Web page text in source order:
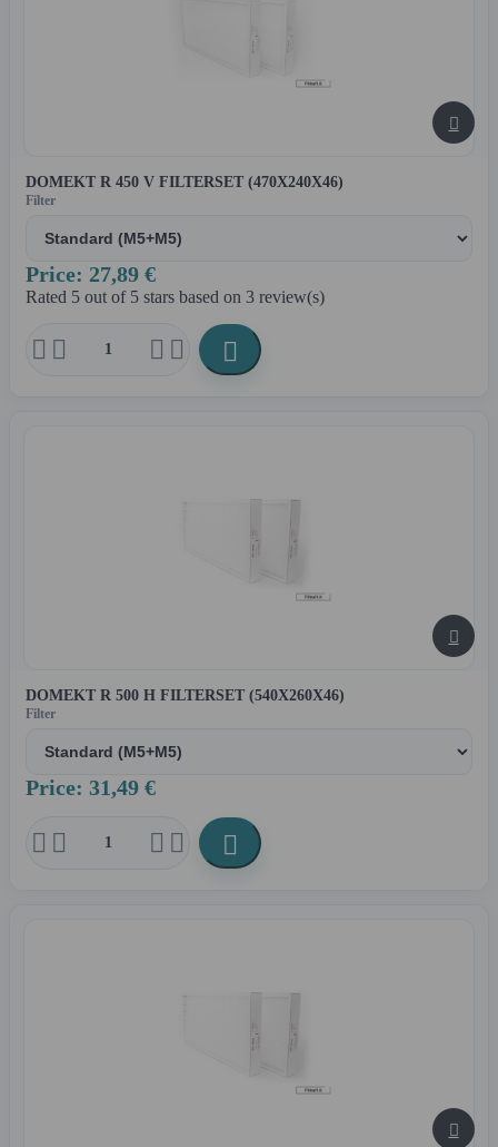

DOMEKT R 450 V FILTERSET (470X240X46)
Filter
Price: 27,89 €
Rated 5 out of 5 stars based on 3 review(s)
    

DOMEKT R 500 H FILTERSET (540X260X46)
Filter
Price: 31,49 €
    
